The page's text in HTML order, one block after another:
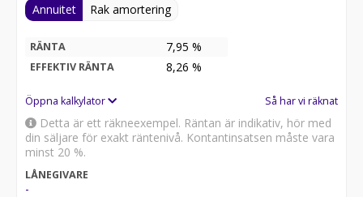
Annuitet Rak amortering
RÄNTA 7,95 %
EFFEKTIV RÄNTA 8,26 %
Öppna kalkylator Så har vi räknat
Detta är ett räkneexempel. Räntan är indikativ, hör med
din säljare för exakt räntenivå. Kontantinsatsen måste vara
minst 20 %.
LÅNEGIVARE
-